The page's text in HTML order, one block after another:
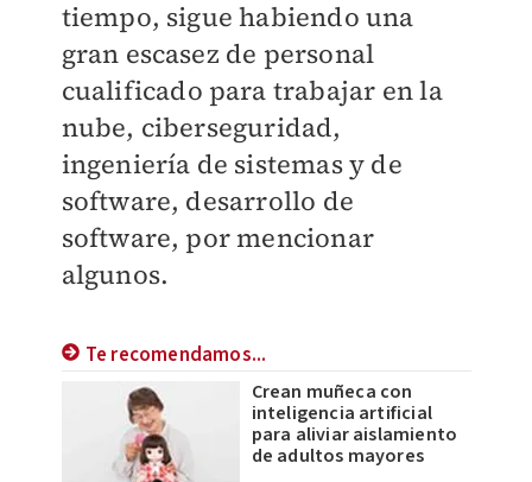
tiempo, sigue habiendo una
gran escasez de personal
cualificado para trabajar en la
nube, ciberseguridad,
ingeniería de sistemas y de
software, desarrollo de
software, por mencionar
algunos.
Te recomendamos...
Crean muñeca con
inteligencia artificial
para aliviar aislamiento
de adultos mayores